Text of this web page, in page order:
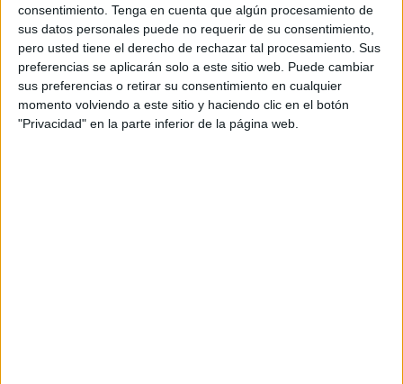
consentimiento. Tenga en cuenta que algún procesamiento de
sus datos personales puede no requerir de su consentimiento,
pero usted tiene el derecho de rechazar tal procesamiento. Sus
preferencias se aplicarán solo a este sitio web. Puede cambiar
sus preferencias o retirar su consentimiento en cualquier
momento volviendo a este sitio y haciendo clic en el botón
"Privacidad" en la parte inferior de la página web.
SEGUIR LEYENDO